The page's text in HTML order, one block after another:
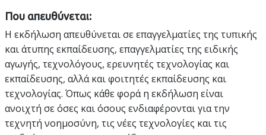
Που απευθύνεται:
Η εκδήλωση απευθύνεται σε επαγγελματίες της τυπικής
και άτυπης εκπαίδευσης, επαγγελματίες της ειδικής
αγωγής, τεχνολόγους, ερευνητές τεχνολογίας και
εκπαίδευσης, αλλά και φοιτητές εκπαίδευσης και
τεχνολογίας. Όπως κάθε φορά η εκδήλωση είναι
ανοιχτή σε όσες και όσους ενδιαφέρονται για την
τεχνητή νοημοσύνη, τις νέες τεχνολογίες και τις